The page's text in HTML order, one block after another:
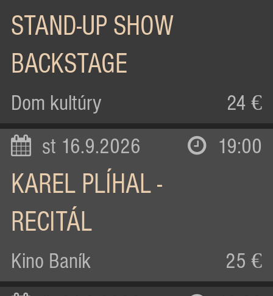
STAND-UP SHOW
BACKSTAGE
Dom kultúry 24 €
st 16.9.2026 19:00
KAREL PLÍHAL -
RECITÁL
Kino Baník 25 €